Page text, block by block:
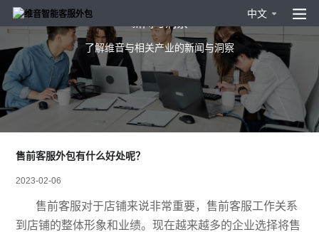
中文
了解维音与相关产业的新闻与洞察
售前客服外包有什么好处呢？
2023-02-06
售前客服对于店铺来说非常重要，售前客服工作关系
到店铺的整体形象和业绩。现在越来越多的企业选择将售